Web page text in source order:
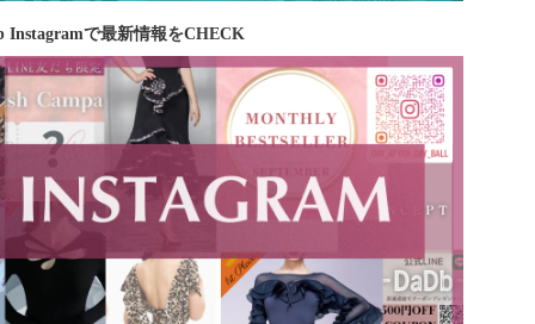
Instagramで最新情報をCHECK